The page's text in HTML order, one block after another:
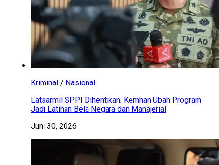
Kriminal / Nasional
Latsarmil SPPI Dihentikan, Kemhan Ubah Program
Jadi Latihan Bela Negara dan Manajerial
Juni 30, 2026